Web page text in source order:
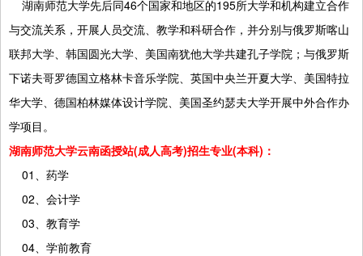
湖南师范大学先后同46个国家和地区的195所大学和机构建立合作
与交流关系，开展人员交流、教学和科研合作，并分别与俄罗斯喀山
联邦大学、韩国圆光大学、美国南犹他大学共建孔子学院；与俄罗斯
下诺夫哥罗德国立格林卡音乐学院、英国中央兰开夏大学、美国特拉
华大学、德国柏林媒体设计学院、美国圣约瑟夫大学开展中外合作办
学项目。
湖南师范大学云南函授站(成人高考)招生专业(本科)：
01、药学
02、会计学
03、教育学
04、学前教育